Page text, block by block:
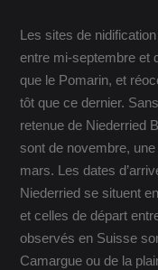
Les sites de
entre mi-septembre et
que le Pomarin, et
tôt que ce dernier.
retenue de Niederried
sont de novembre,
mars. Les dates
Niederried se situent
et celles de départ
observés en Suisse
Camargue ou de la